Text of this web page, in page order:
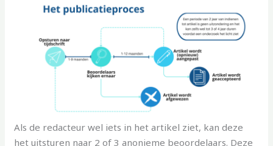
Als de redacteur wel iets in het artikel ziet, kan deze
het uitsturen naar 2 of 3 anonieme beoordelaars. Deze